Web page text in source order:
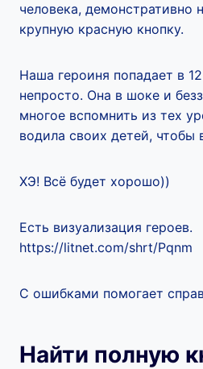
человека,
крупную красную кнопку.
Наша героиня попадает в
непросто. Она в шоке и
многое вспомнить из тех
водила своих детей, чтобы
ХЭ! Всё будет хорошо))
Есть визуализация героев.
https://litnet.com/shrt/Pqnm
С ошибками помогает
Найти полную